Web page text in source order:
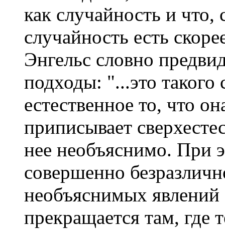
как случайность и что,
случайность есть
Энгельс словно
подходы: "...это такого
естественное то, что
приписывает
нее необъяснимо. При
совершенно
необъяснимых
прекращается там, где